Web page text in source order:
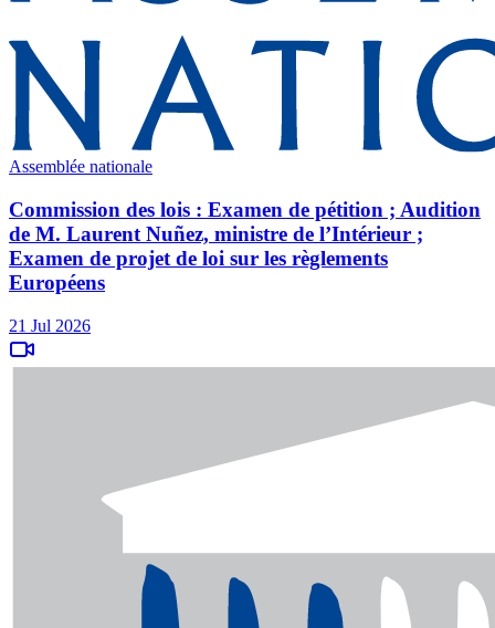
Assemblée nationale
Commission des lois : Examen de pétition ; Audition
de M. Laurent Nuñez, ministre de l’Intérieur ;
Examen de projet de loi sur les règlements
Européens
21 Jul 2026